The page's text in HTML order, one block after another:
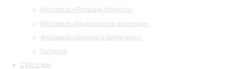
Фестиваль «Площадь Искусств»
Фестиваль «Музыкальная коллекция»
Фестиваль «Барокко в белую ночь»
Гастроли
СМИ о нас